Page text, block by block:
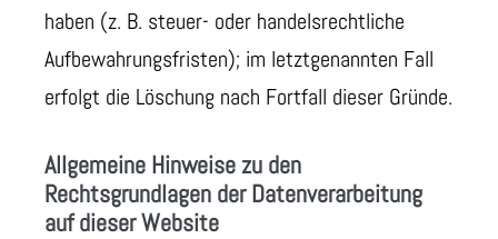
haben (z. B. steuer- oder handelsrechtliche
Aufbewahrungsfristen); im letztgenannten Fall
erfolgt die Löschung nach Fortfall dieser Gründe.
Allgemeine Hinweise zu den
Rechtsgrundlagen der Datenverarbeitung
auf dieser Website